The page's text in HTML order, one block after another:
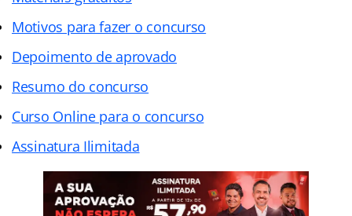
Motivos para fazer o concurso
Depoimento de aprovado
Resumo do concurso
Curso Online para o concurso
Assinatura Ilimitada